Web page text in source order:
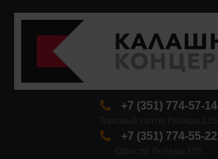
+7 (351) 774-57-14
+7 (351) 774-55-22